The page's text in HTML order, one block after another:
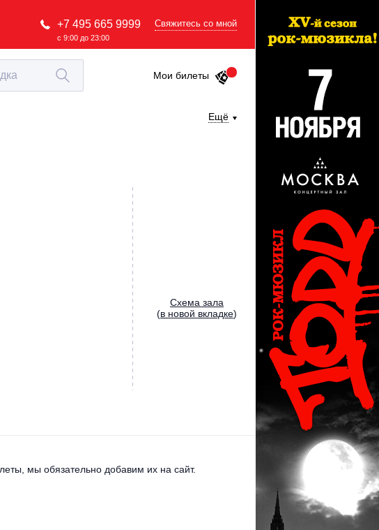
+7 495 665 9999
с 9:00 до 23:00
Свяжитесь со мной
Мои билеты
Ещё
Cхема зала
(в новой вкладке)
мы обязательно добавим их на сайт.